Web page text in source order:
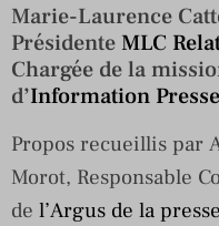
Marie-Laurence
PrésidenteMLC
Chargée de la
d’Information
Propos recueillis par
Morot, Responsable
de l’Argus de la presse